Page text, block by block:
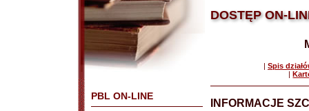
PBL ON-LINE
DOSTĘP ON-
| Spis
|
INFORMACJE